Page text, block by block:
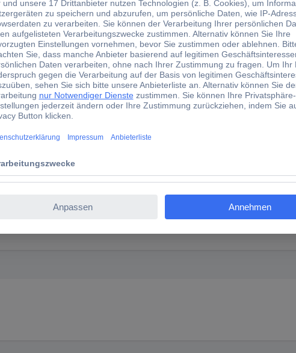
Notebook-Akku Akku 5B11F24147 15.44 V 5180 mAh
Dank gewohnter Lenovo Qualität, saubere und
Entwickelt für höchste Qualität und Sicherheit, bringt er nicht nur die
für eine optimale mobile Erfahrung und sichern Sie sich die Qualität,